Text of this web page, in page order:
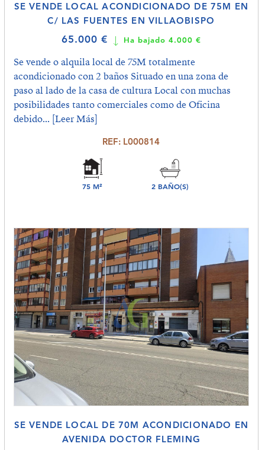
SE VENDE LOCAL ACONDICIONADO DE 75M EN
C/ LAS FUENTES EN VILLAOBISPO
65.000 € Ha bajado 4.000 €
Se vende o alquila local de 75M totalmente
acondicionado con 2 baños Situado en una zona de
paso al lado de la casa de cultura Local con muchas
posibilidades tanto comerciales como de Oficina
debido... [Leer Más]
REF: L000814
75 M² 2 BAÑO(S)
SE VENDE LOCAL DE 70M ACONDICIONADO EN
AVENIDA DOCTOR FLEMING